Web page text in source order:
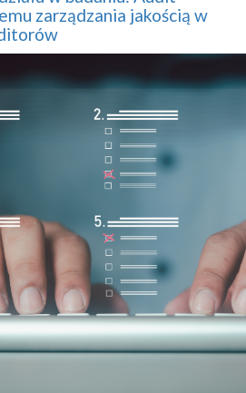
zarządzania jakością w